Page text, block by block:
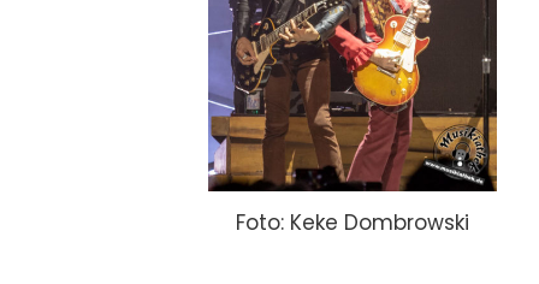
Foto: Keke Dombrowski